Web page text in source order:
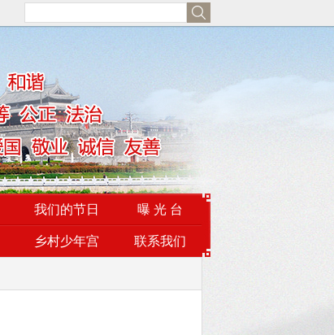
我们的节日 曝 光 台
乡村少年宫 联系我们